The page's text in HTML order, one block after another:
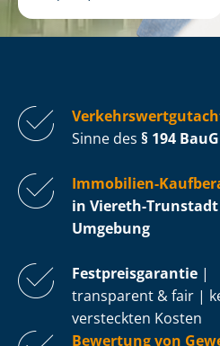
Sinne des § 194
Immobilien-
in Viereth-
Umgebung
Fest­preis­ga­ran­tie |
transparent & fair |
versteckten Kosten
Bewertung von